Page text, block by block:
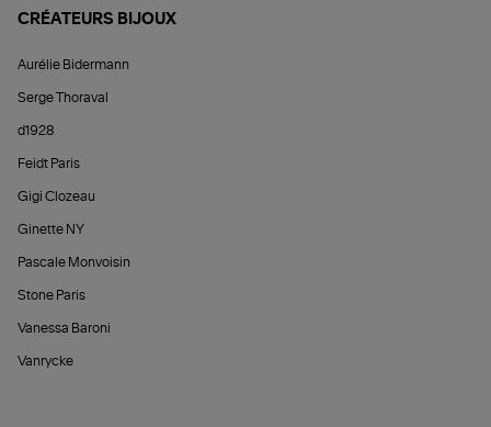
CRÉATEURS BIJOUX
Aurélie Bidermann
Serge Thoraval
d1928
Feidt Paris
Gigi Clozeau
Ginette NY
Pascale Monvoisin
Stone Paris
Vanessa Baroni
Vanrycke